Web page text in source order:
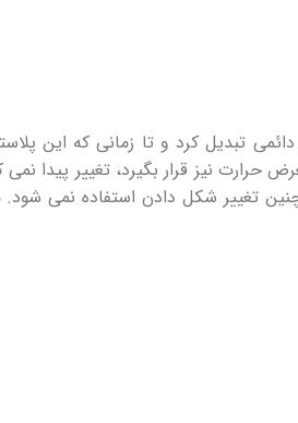
تبدیل کرد و تا زمانی که این
نیز قرار بگیرد، تغییر پیدا نمی
تغییر شکل دادن استفاده نمی شود.